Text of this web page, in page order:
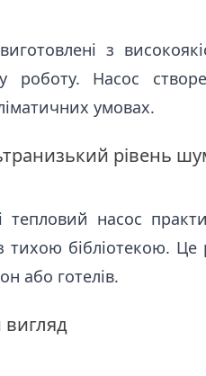
з
роботу. Насос
умовах.
рівень
тепловий насос
тихою бібліотекою.
або готелів.
вигляд